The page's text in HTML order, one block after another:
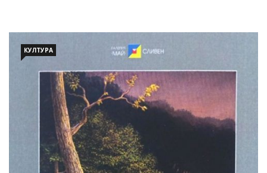
КУЛТУРА